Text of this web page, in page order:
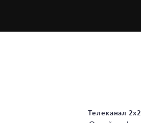
Телеканал 2х2